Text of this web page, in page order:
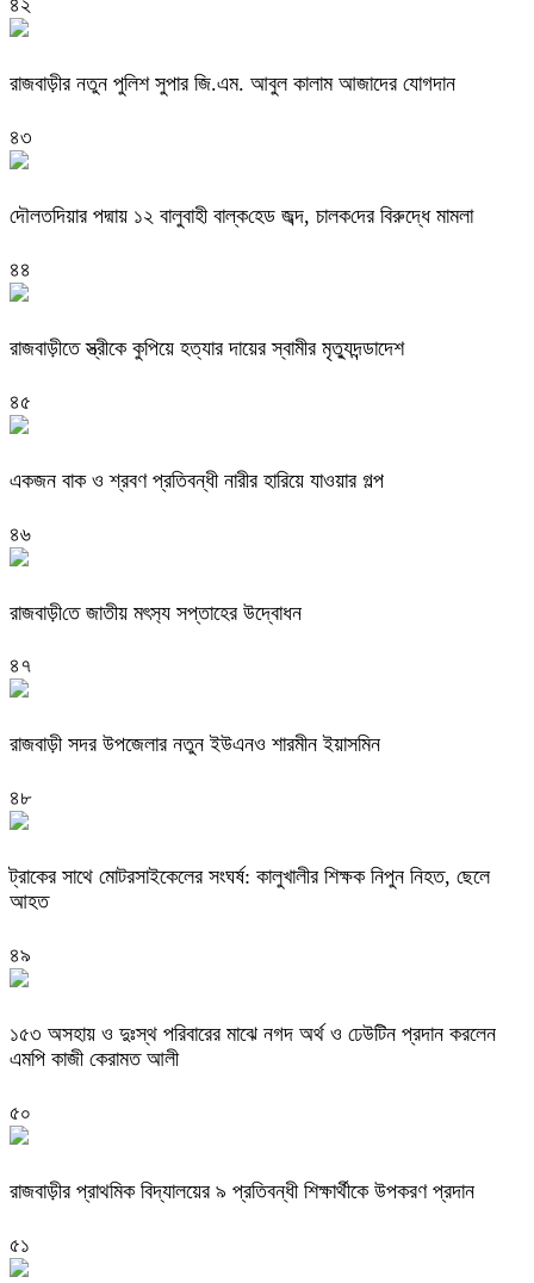
৪২
রাজবাড়ীর নতুন পুলিশ সুপার জি.এম. আবুল কালাম আজাদের যোগদান
৪৩
দৌলত‌দিয়ার পদ্মায় ১২ বালুবাহী বাল্ক‌হেড জব্দ, চালক‌দের বিরুদ্ধে মামলা
৪৪
রাজবাড়ীতে স্ত্রীকে কুপিয়ে হত্যার দায়ের স্বামীর মৃত্যুদন্ডাদেশ
৪৫
একজন বাক ও শ্রবণ প্রতিবন্ধী নারীর হারিয়ে যাওয়ার গল্প
৪৬
রাজবাড়ী‌তে জাতীয় মৎস‌্য সপ্তাহের উদ্বোধন
৪৭
রাজবাড়ী সদর উপজেলার নতুন ইউএনও শারমীন ইয়াসমিন
৪৮
ট্রাকের সাথে মোটরসাইকেলের সংঘর্ষ: কালুখালীর শিক্ষক নিপুন নিহত, ছেলে
আহত
৪৯
১৫৩ অসহায় ও দুঃস্থ পরিবারের মাঝে নগদ অর্থ ও ঢেউটিন প্রদান করলেন
এমপি কাজী কেরামত আলী
৫০
রাজবাড়ী‌র প্রাথমিক বিদ্যালয়ের ৯ প্রতিবন্ধী শিক্ষার্থীকে উপকরণ প্রদান
৫১